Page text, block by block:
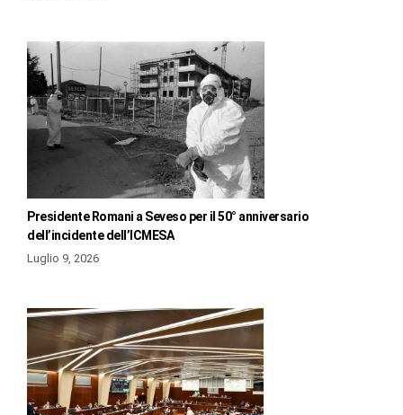
Presidente Romani a Seveso per il 50° anniversario
dell’incidente dell’ICMESA
Luglio 9, 2026